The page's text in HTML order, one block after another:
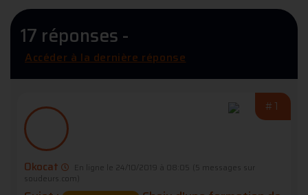
17 réponses -
Accéder à la dernière réponse
#1
Okocat En ligne le 24/10/2019 à 08:05
(5 messages sur
soudeurs.com)